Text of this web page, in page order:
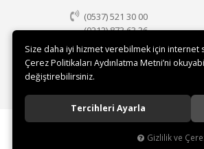
(0537) 521 30 00
(0212) 873 63 36
(0537) 521 30 00
Size daha iyi hizmet verebilmek için internet
Çerez Politikaları Aydınlatma Metni’ni
değiştirebilirsiniz.
Tercihleri Ayarla
Gizlilik ve